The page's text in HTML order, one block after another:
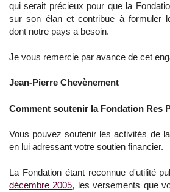
qui serait précieux pour que la
sur son élan et contribue à formuler
dont notre pays a besoin.
Je vous remercie par avance de cet
Jean-Pierre Chevènement
Comment soutenir la Fondation Res
Vous pouvez soutenir les activités de
en lui adressant votre soutien financier.
La Fondation étant reconnue d'utilité
décembre 2005, les versements que